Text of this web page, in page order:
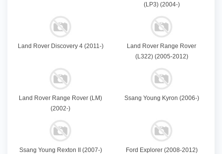
(LP3) (2004-)
Land Rover Discovery 4 (2011-)
Land Rover Range Rover
(L322) (2005-2012)
Land Rover Range Rover (LM)
(2002-)
Ssang Young Kyron (2006-)
Ssang Young Rexton II (2007-) Ford Explorer (2008-2012)